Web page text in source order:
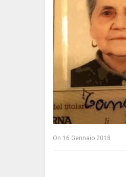
On 16 Gennaio 2018